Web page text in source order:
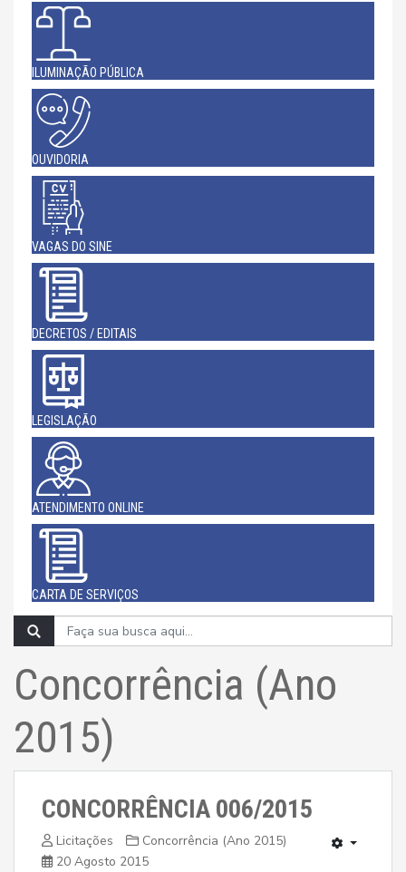
ILUMINAÇÃO PÚBLICA
OUVIDORIA
VAGAS DO SINE
DECRETOS / EDITAIS
LEGISLAÇÃO
ATENDIMENTO ONLINE
CARTA DE SERVIÇOS
Concorrência (Ano
2015)
CONCORRÊNCIA 006/2015
Licitações
Concorrência (Ano 2015)
20 Agosto 2015